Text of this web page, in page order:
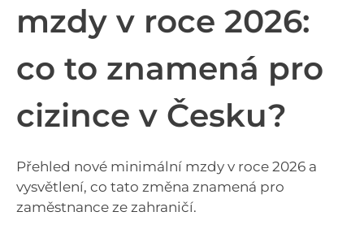
mzdy v roce 2026:
co to znamená pro
cizince v Česku?
Přehled nové minimální mzdy v roce 2026 a
vysvětlení, co tato změna znamená pro
zaměstnance ze zahraničí.